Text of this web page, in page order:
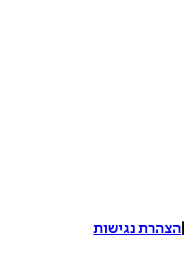
הצהרת נגישות